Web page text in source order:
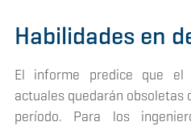
Habilidades en
El informe predice que el
actuales quedarán obsoletas
período. Para los